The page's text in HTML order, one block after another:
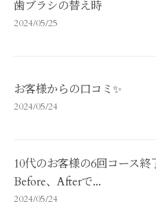
歯ブラシの替え時
2024/05/25
お客様からの口コミ✨
2024/05/24
10代のお客様の6回コース終
Before、Afterで...
2024/05/24